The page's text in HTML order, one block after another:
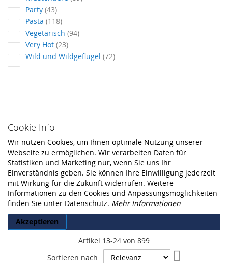
Cookie Info
Wir nutzen Cookies, um Ihnen optimale Nutzung unserer
Webseite zu ermöglichen. Wir verarbeiten Daten für
Statistiken und Marketing nur, wenn Sie uns Ihr
Einverständnis geben. Sie können Ihre Einwilligung jederzeit
mit Wirkung für die Zukunft widerrufen. Weitere
Informationen zu den Cookies und Anpassungsmöglichkeiten
finden Sie unter Datenschutz. Mehr Informationen
Akzeptieren
Artikel 13-24 von 899
Sortieren nach
Party 43Artikel
Pasta 118Artikel
Vegetarisch 94Artikel
Very Hot 23Artikel
Wild und Wildgeflügel 72Artikel